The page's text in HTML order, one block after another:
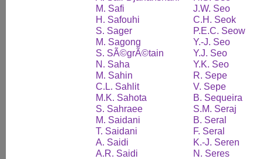
M. Safi
H. Safouhi
S. Sager
M. Sagong
S. SÃ©grÃ©tain
N. Saha
M. Sahin
C.L. Sahlit
M.K. Sahota
S. Sahraee
M. Saidani
T. Saidani
A. Saidi
A.R. Saidi
J.W. Seo
C.H. Seok
P.E.C. Seow
Y.-J. Seo
Y.J. Seo
Y.K. Seo
R. Sepe
V. Sepe
B. Sequeira
S.M. Seraj
B. Seral
F. Seral
K.-J. Seren
N. Seres